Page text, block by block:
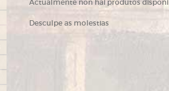
Actualmente non hai produtos
Desculpe as molestias